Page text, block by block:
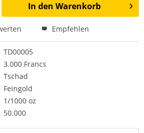
In den Warenkorb
Empfehlen
TD00005
3.000 Francs
Tschad
Feingold
1/1000 oz
50.000